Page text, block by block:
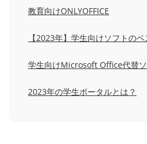
教育向けONLYOFFICE
【2023年】学生向けソフトのベ
学生向けMicrosoft Office代替
2023年の学生ポータルとは？